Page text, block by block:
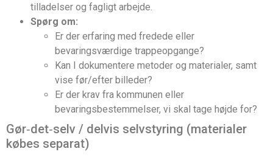
tilladelser og fagligt arbejde.
Spørg om:
Er der erfaring med fredede eller
bevaringsværdige trappeopgange?
Kan I dokumentere metoder og materialer, samt
vise før/efter billeder?
Er der krav fra kommunen eller
bevaringsbestemmelser, vi skal tage højde for?
Gør‑det‑selv / delvis selvstyring (materialer
købes separat)